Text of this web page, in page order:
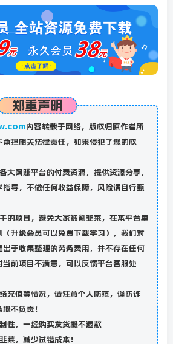
郑重声明
内容转载于网络，版权归原作者所
担相关法律责任，如果侵犯了您的权
大网赚平台的付费资源，提供资源分享，
导，不做任何收益保障，风险请自行甄
的项目，避免大家被割韭菜，在本平台单
升级会员可以免费下载学习），我们对
于收集整理的劳务费用，并不存在任何
前项目不满意，可以反馈平台客服处
充值等情况，请注意个人防范，谨防诈
不负责！
性，一经购买发货概不退款
菜，减少试错成本！